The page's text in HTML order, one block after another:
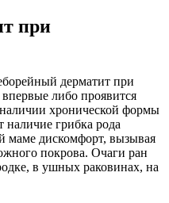
при
дерматит при
либо проявится
хронической формы
наличие грибка рода
маме дискомфорт, вызывая
покрова. Очаги ран
в ушных раковинах, на